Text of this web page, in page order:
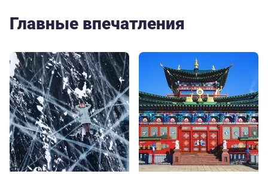
Главные впечатления